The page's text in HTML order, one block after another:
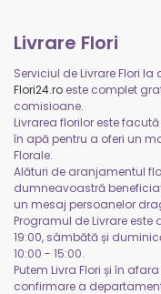
Livrare Flori
Serviciul de Livrare Flori
Flori24.ro este complet
comisioane.
Livrarea florilor este
în apă pentru a oferi un
Florale.
Alături de aranjamentul
dumneavoastră
un mesaj persoanelor
Programul de Livrare este
19:00, sâmbătă și
10:00 - 15:00.
Putem Livra Flori și în
confirmare a